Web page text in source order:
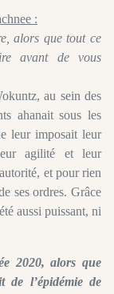
:
alors que tout ce
avant de vous
au sein des
ahanait sous les
leur imposait leur
agilité et leur
et pour rien
ses ordres. Grâce
aussi puissant, ni
2020, alors que
de l’épidémie de